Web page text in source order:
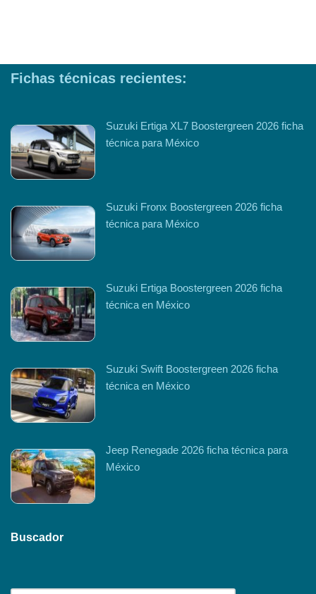
Fichas técnicas recientes:
Suzuki Ertiga XL7 Boostergreen 2026 ficha
técnica para México
Suzuki Fronx Boostergreen 2026 ficha
técnica para México
Suzuki Ertiga Boostergreen 2026 ficha
técnica en México
Suzuki Swift Boostergreen 2026 ficha
técnica en México
Jeep Renegade 2026 ficha técnica para
México
Buscador